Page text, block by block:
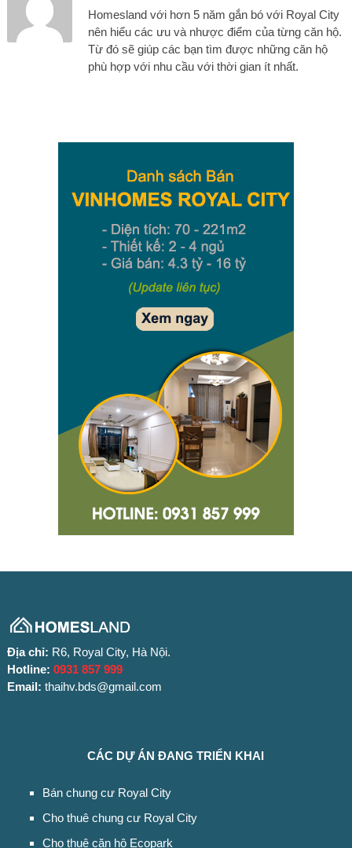
Homesland với hơn 5 năm gắn bó với Royal City
nên hiểu các ưu và nhược điểm của từng căn hộ.
Từ đó sẽ giúp các bạn tìm được những căn hộ
phù hợp với nhu cầu với thời gian ít nhất.
Địa chỉ: R6, Royal City, Hà Nội.
Hotline: 0931 857 999
Email: thaihv.bds@gmail.com
CÁC DỰ ÁN ĐANG TRIỂN KHAI
Bán chung cư Royal City
Cho thuê chung cư Royal City
Cho thuê căn hộ Ecopark